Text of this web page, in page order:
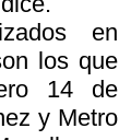
en
los que
14 de
y Metro